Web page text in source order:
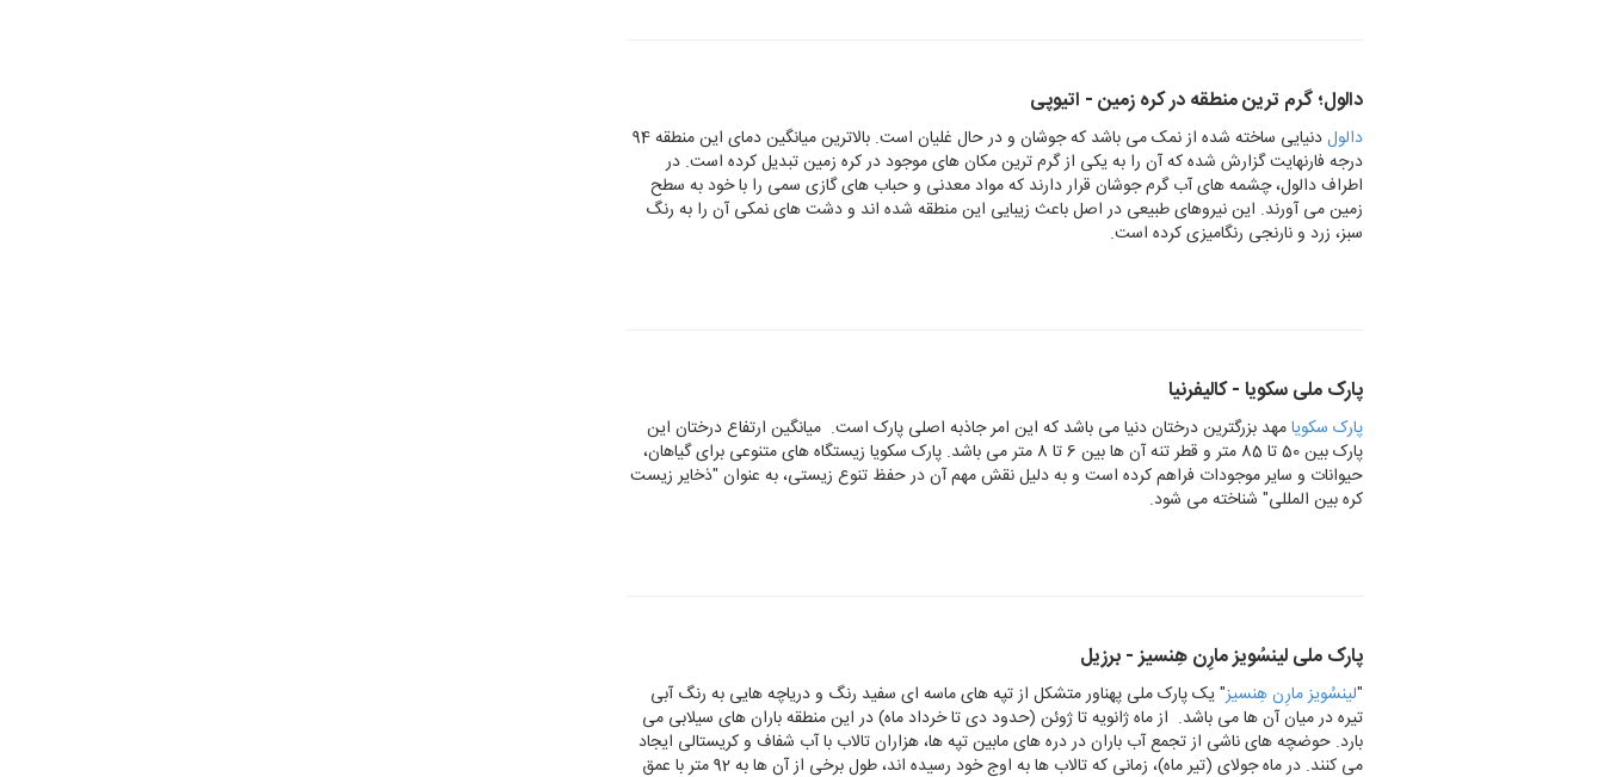
دالول؛ گرم ترین منطقه در کره زمین - اتیوپی
دالول
دنیایی ساخته شده از نمک می باشد که جوشان و در حال غلیان است. بالاترین میانگین دمای این منطقه 94
درجه فارنهایت گزارش شده که آن را به یکی از گرم ترین مکان های موجود در کره زمین تبدیل کرده است. در
اطراف دالول، چشمه های آب گرم جوشان قرار دارند که مواد معدنی و حباب های گازی سمی را با خود به سطح
زمین می آورند. این نیروهای طبیعی در اصل باعث زیبایی این منطقه شده اند و دشت های نمکی آن را به رنگ
سبز، زرد و نارنجی رنگامیزی کرده است.
پارک ملی سکویا - کالیفرنیا
پارک سکویامهد بزرگترین درختان دنیا می باشد که این امر جاذبه اصلی پارک است. میانگین ارتفاع درختان این
پارک بین 50 تا 85 متر و قطر تنه آن ها بین 6 تا 8 متر می باشد. پارک سکویا زیستگاه های متنوعی برای گیاهان،
حیوانات و سایر موجودات فراهم کرده است و به دلیل نقش مهم آن در حفظ تنوع زیستی، به عنوان "ذخایر زیست
کره بین المللی" شناخته می شود.
پارک ملی لینسُویز مارِن هِنسیز - برزیل
"لینسُویز مارِن هِنسیز" یک پارک ملی پهناور متشکل از تپه های ماسه ای سفید رنگ و دریاچه هایی به رنگ آبی
تیره در میان آن ها می باشد. از ماه ژانویه تا ژوئن (حدود دی تا خرداد ماه) در این منطقه باران های سیلابی می
بارد. حوضچه های ناشی از تجمع آب باران در دره های مابین تپه ها، هزاران تالاب با آب شفاف و کریستالی ایجاد
می کنند. در ماه جولای (تیر ماه)، زمانی که تالاب ها به اوج خود رسیده اند، طول برخی از آن ها به 92 متر با عمق